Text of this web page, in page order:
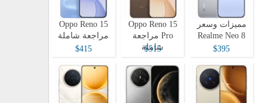
مميزات وسعر
Realme Neo 8
$395
Oppo Reno 15
Pro مراجعة
شاملة
$515
Oppo Reno 15
مراجعة شاملة
$415